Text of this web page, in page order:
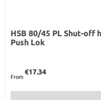
HSB 80/45 PL Shut-off
Push Lok
From
€17.34